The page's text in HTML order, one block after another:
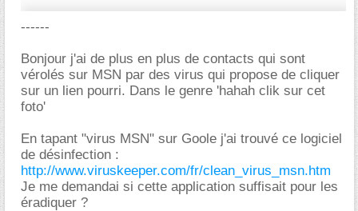
------
Bonjour j'ai de plus en plus de contacts qui sont
vérolés sur MSN par des virus qui propose de cliquer
sur un lien pourri. Dans le genre 'hahah clik sur cet
foto'
En tapant "virus MSN" sur Goole j'ai trouvé ce logiciel
de désinfection :
http://www.viruskeeper.com/fr/clean_virus_msn.htm
Je me demandai si cette application suffisait pour les
éradiquer ?